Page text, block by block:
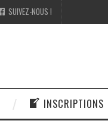
SUIVEZ-NOUS !
INSCRIPTIONS